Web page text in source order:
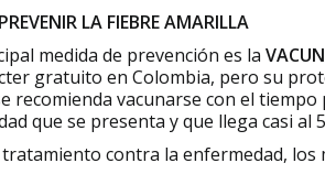
LA FIEBRE AMARILLA
medida de prevención es la
gratuito en Colombia, pero su
recomienda vacunarse con el
que se presenta y que llega casi al
contra la enfermedad,